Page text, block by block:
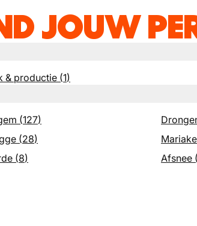
JOUW
& productie (1)
(127)
(28)
(8) Afsnee (